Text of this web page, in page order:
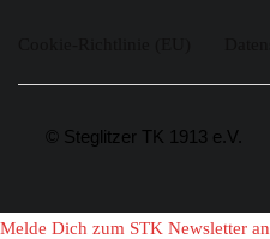
© Steglitzer TK 1913 e.V.
Melde Dich zum STK Newsletter an